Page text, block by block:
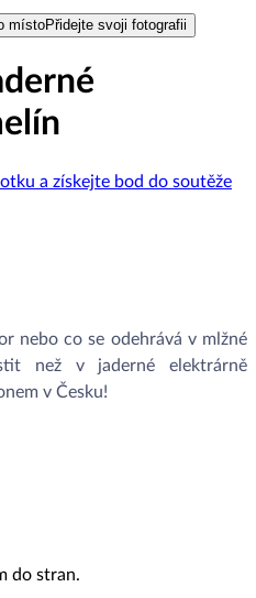
místoPřidejte svoji fotografii
a získejte bod do soutěže
nebo co se odehrává v mlžné
než v jaderné elektrárně
v Česku!
do stran.